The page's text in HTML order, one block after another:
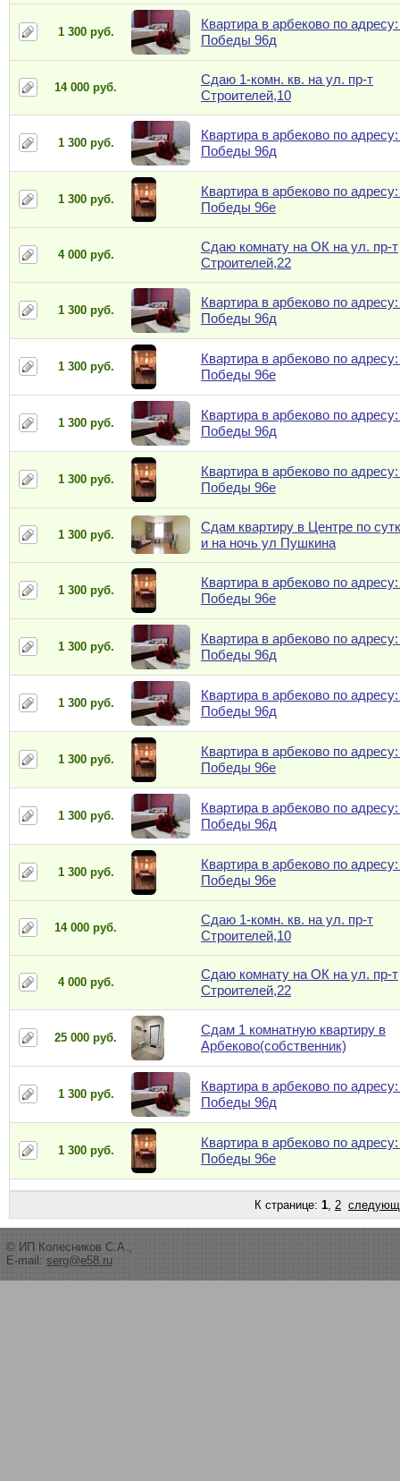
1 300 руб.
Квартира в арбеково по
Победы 96д
14 000 руб.
Сдаю 1-комн. кв. на ул. пр-т
Строителей,10
1 300 руб.
Квартира в арбеково по
Победы 96д
1 300 руб.
Квартира в арбеково по
Победы 96е
4 000 руб.
Сдаю комнату на ОК на ул. пр-т
Строителей,22
1 300 руб.
Квартира в арбеково по
Победы 96д
1 300 руб.
Квартира в арбеково по
Победы 96е
1 300 руб.
Квартира в арбеково по
Победы 96д
1 300 руб.
Квартира в арбеково по
Победы 96е
1 300 руб.
Сдам квартиру в Центре по
и на ночь ул Пушкина
1 300 руб.
Квартира в арбеково по
Победы 96е
1 300 руб.
Квартира в арбеково по
Победы 96д
1 300 руб.
Квартира в арбеково по
Победы 96д
1 300 руб.
Квартира в арбеково по
Победы 96е
1 300 руб.
Квартира в арбеково по
Победы 96д
1 300 руб.
Квартира в арбеково по
Победы 96е
14 000 руб.
Сдаю 1-комн. кв. на ул. пр-т
Строителей,10
4 000 руб.
Сдаю комнату на ОК на ул. пр-т
Строителей,22
25 000 руб.
Сдам 1 комнатную квартиру в
Арбеково(собственник)
1 300 руб.
Квартира в арбеково по
Победы 96д
1 300 руб.
Квартира в арбеково по
Победы 96е
К странице: 1, 2
© ИП Колесников С.А.,
E-mail: serg@e58.ru